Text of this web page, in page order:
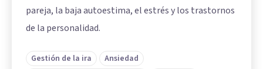
pareja, la baja autoestima, el estrés y los trastornos
de la personalidad.
Gestión de la ira
Ansiedad